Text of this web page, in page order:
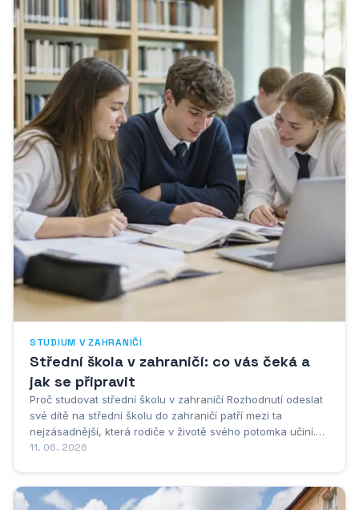
STUDIUM V ZAHRANIČÍ
Střední škola v zahraničí: co vás čeká a
jak se připravit
Proč studovat střední školu v zahraničí Rozhodnutí odeslat
své dítě na střední školu do zahraničí patří mezi ta
nejzásadnější, která rodiče v životě svého potomka učiní.
Nejde jen o vzdělání v úzkém slova smyslu, ale o formování
11. 06. 2026